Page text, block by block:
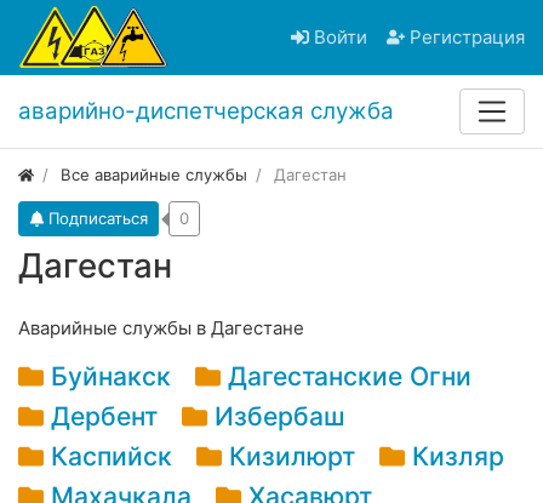
Войти Регистрация
аварийно-диспетчерская служба
Все аварийные службы Дагестан
Дагестан
Подписаться 0
Аварийные службы в Дагестане
Буйнакск
Дагестанские Огни
Дербент
Избербаш
Каспийск
Кизилюрт
Кизляр
Махачкала
Хасавюрт